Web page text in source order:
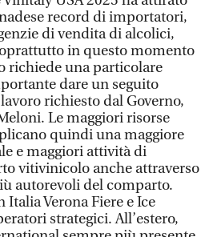
record di importatori,
di vendita di alcolici,
in questo momento
richiede una particolare
dare un seguito
richiesto dal Governo,
Le maggiori risorse
quindi una maggiore
e maggiori attività di
vitivinicolo anche attraverso
autorevoli del comparto.
Verona Fiere e Ice
strategici. All’estero,